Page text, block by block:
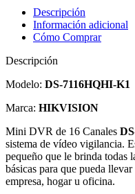
Descripción
Información adicional
Cómo Comprar
Descripción
Modelo: DS-7116HQHI-K1
Marca: HIKVISION
Mini DVR de 16 Canales
sistema de vídeo vigilancia.
pequeño que le brinda todas
básicas para que pueda
empresa, hogar u oficina.